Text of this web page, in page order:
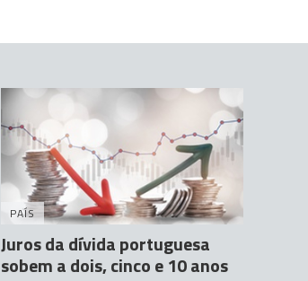
PAÍS
Juros da dívida portuguesa
sobem a dois, cinco e 10 anos